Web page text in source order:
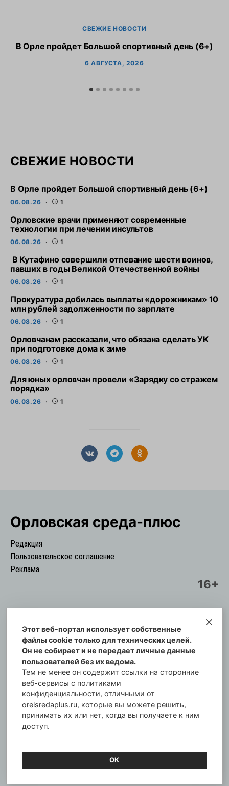
СВЕЖИЕ НОВОСТИ
В Орле пройдет Большой спортивный день (6+)
6 АВГУСТА, 2026
СВЕЖИЕ НОВОСТИ
В Орле пройдет Большой спортивный день (6+)
06.08.26 1
Орловские врачи применяют современные
технологии при лечении инсультов
06.08.26 1
В Кутафино совершили отпевание шести воинов,
павших в годы Великой Отечественной войны
06.08.26 1
Прокуратура добилась выплаты «дорожникам» 10
млн рублей задолженности по зарплате
06.08.26 1
Орловчанам рассказали, что обязана сделать УК
при подготовке дома к зиме
06.08.26 1
Для юных орловчан провели «Зарядку со стражем
порядка»
06.08.26 1
Орловская cреда-плюс
Редакция
Пользовательское соглашение
Реклама
16+
© Информационный городской портал
Орловская cреда-плюс, 2021-2026
Свидетельство о регистрации СМИ: ПИ №57-
00254 от 29 октября 2013 г.
Газета зарегистрирована Управлением
Федеральной службы по надзору в сфере связи,
информационных технологий и массовых
коммуникаций по Орловской области.
Главный редактор: Татьяна Филёва
Этот веб-портал использует собственные
файлы cookie только для технических целей.
Он не собирает и не передает личные данные
пользователей без их ведома.
Тем не менее он содержит ссылки на сторонние
веб-сервисы с политиками
конфиденциальности, отличными от
orelsredaplus.ru, которые вы можете решить,
принимать их или нет, когда вы получаете к ним
доступ.
ОК